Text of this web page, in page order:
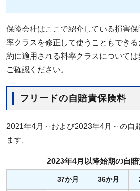
保険会社はここで紹介している損害
率クラスを修正して使うこともでき
約に適用される料率クラスについて
ご確認ください。
フリードの自賠責保険料
2021年4月～および2023年4月～の自
ます。
2023年4月以降始期の自
37か月 36か月